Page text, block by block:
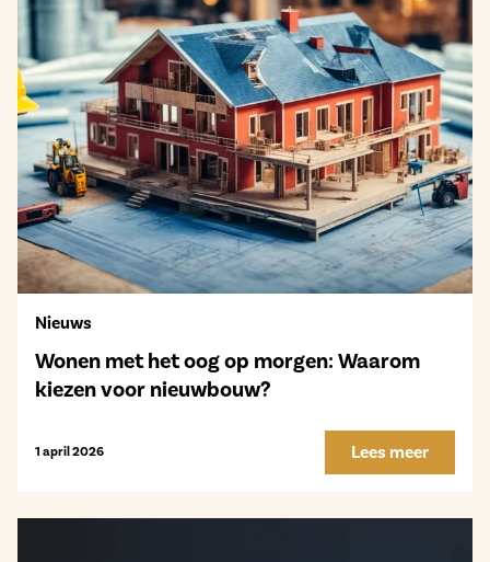
Nieuws
Wonen met het oog op morgen: Waarom
kiezen voor nieuwbouw?
1 april 2026 Lees meer